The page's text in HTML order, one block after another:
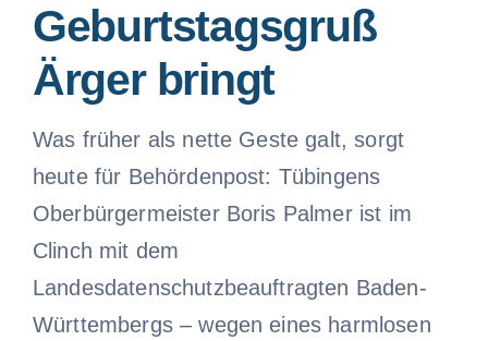
Geburtstagsgruß
Ärger bringt
Was früher als nette Geste galt, sorgt
heute für Behördenpost: Tübingens
Oberbürgermeister Boris Palmer ist im
Clinch mit dem
Landesdatenschutzbeauftragten Baden-
Württembergs – wegen eines harmlosen